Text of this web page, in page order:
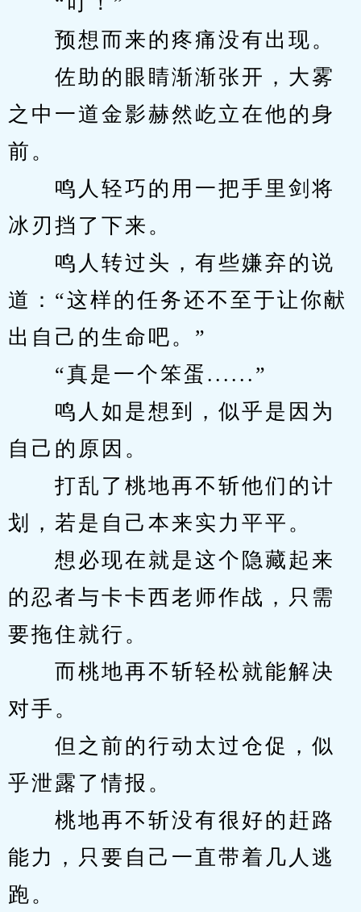
预想而来的疼痛没有出现。
佐助的眼睛渐渐张开，大雾
之中一道金影赫然屹立在他的身
前。
鸣人轻巧的用一把手里剑将
冰刃挡了下来。
鸣人转过头，有些嫌弃的说
道：“这样的任务还不至于让你献
出自己的生命吧。”
“真是一个笨蛋......”
鸣人如是想到，似乎是因为
自己的原因。
打乱了桃地再不斩他们的计
划，若是自己本来实力平平。
想必现在就是这个隐藏起来
的忍者与卡卡西老师作战，只需
要拖住就行。
而桃地再不斩轻松就能解决
对手。
但之前的行动太过仓促，似
乎泄露了情报。
桃地再不斩没有很好的赶路
能力，只要自己一直带着几人逃
跑。